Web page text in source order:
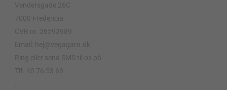
Vendersgade 26C
7000 Fredericia
CVR nr. 36593989
Email: hej@vegagarn.dk
Ring eller send SMS til os på:
Tlf. 40 76 53 63